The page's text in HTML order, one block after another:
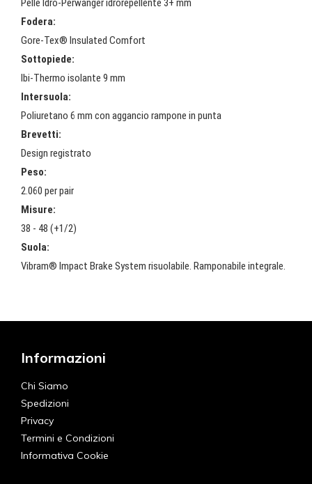
Pelle Idro-Perwanger idrorepellente 3+ mm
Fodera:
Gore-Tex® Insulated Comfort
Sottopiede:
Ibi-Thermo isolante 9 mm
Intersuola:
Poliuretano 6 mm con aggancio rampone in punta
Brevetti:
Design registrato
Peso:
2.060 per pair
Misure:
38 - 48 (+1/2)
Suola:
Vibram® Impact Brake System risuolabile. Ramponabile integrale.
Informazioni
Chi Siamo
Spedizioni
Privacy
Termini e Condizioni
Informativa Cookie